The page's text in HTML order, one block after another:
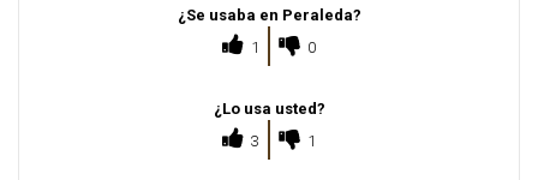
¿Se usaba en Peraleda?
1
0
¿Lo usa usted?
3
1